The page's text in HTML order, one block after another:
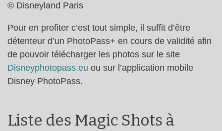
© Disneyland Paris
Pour en profiter c’est tout simple, il suffit d’être
détenteur d’un PhotoPass+ en cours de validité afin
de pouvoir télécharger les photos sur le site
Disneyphotopass.eu ou sur l’application mobile
Disney PhotoPass.
Liste des Magic Shots à